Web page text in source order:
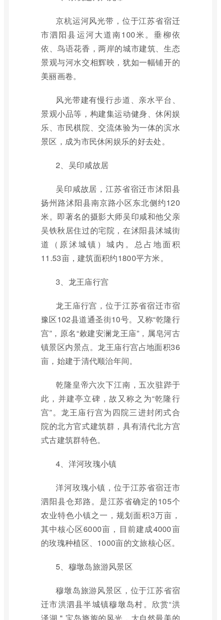
京杭运河风光带，位于江苏省宿迁
市泗阳县运河大道南100米。垂柳依
依、鸟语花香，两岸的城市建筑、生态
景观与河水交相辉映，犹如一幅铺开的
美丽画卷。
风光带建有慢行步道、亲水平台、
景观小品等，构建集运动健身、休闲娱
乐、市民棋院、交流体验为一体的滨水
景区，成为市民休闲娱乐的好去处。
2、吴印咸故居
吴印咸故居，江苏省宿迁市沭阳县
扬州路沭阳县南京路小区东北侧约120
米。即著名的摄影大师吴印咸和他父亲
吴铁秋居住过的宅院，在沭阳县沭城街
道（原沭城镇）城内。总占地面积
11.53亩，建筑面积约1800平方米。
3、龙王庙行宫
龙王庙行宫，位于江苏省宿迁市宿
豫区102县道通圣街10号。又称“乾隆行
宫”，原名“敕建安澜龙王庙”，属皂河古
镇景区内景点。龙王庙行宫占地面积36
亩，始建于清代顺治年间。
乾隆皇帝六次下江南，五次驻跸于
此，并建亭立碑，故又称之为“乾隆行
宫”。龙王庙行宫为四院三进封闭式合
院的北方官式建筑群，具有清代北方宫
式古建筑群特色。
4、洋河玫瑰小镇
洋河玫瑰小镇，位于江苏省宿迁市
泗阳县仓郑路。是江苏省确定的105个
农业特色小镇之一，规划面积3万亩，
其中核心区6000亩，目前建成4000亩
的玫瑰种植区、1000亩的文旅核心区。
5、穆墩岛旅游风景区
穆墩岛旅游风景区，位于江苏省宿
迁市洪泗县半城镇穆墩岛村。欣赏“洪